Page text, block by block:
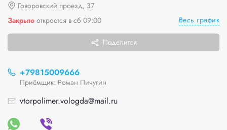
Говоровский проезд, 37
Закрыто откроется в сб 09:00 Весь график
Поделится
+79815009666
Приёмщик: Роман Пичугин
vtorpolimer.vologda@mail.ru